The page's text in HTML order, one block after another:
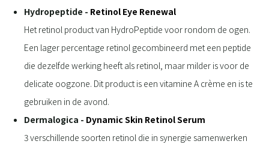
Hydropeptide - Retinol Eye Renewal
Het retinol product van HydroPeptide voor rondom de ogen.
Een lager percentage retinol gecombineerd met een peptide
die dezelfde werking heeft als retinol, maar milder is voor de
delicate oogzone. Dit product is een vitamine A crème en is te
gebruiken in de avond.
Dermalogica - Dynamic Skin Retinol Serum
3 verschillende soorten retinol die in synergie samenwerken